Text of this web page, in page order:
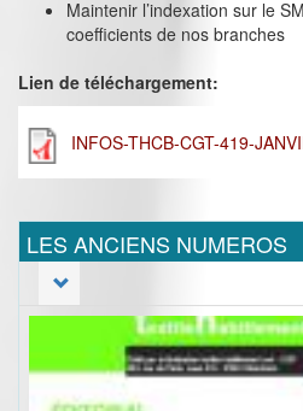
Maintenir l’indexation sur le
coefficients de nos branches
Lien de téléchargement:
INFOS-THCB-CGT-419-
LES ANCIENS NUMEROS